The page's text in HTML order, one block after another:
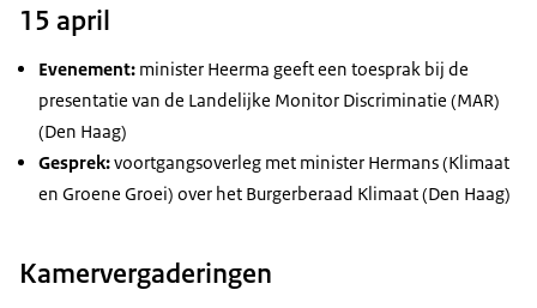
15 april
Evenement: minister Heerma geeft een toesprak bij de
presentatie van de Landelijke Monitor Discriminatie (MAR)
(Den Haag)
Gesprek:voortgangsoverleg met minister Hermans (Klimaat
en Groene Groei) over het Burgerberaad Klimaat (Den Haag)
Kamervergaderingen